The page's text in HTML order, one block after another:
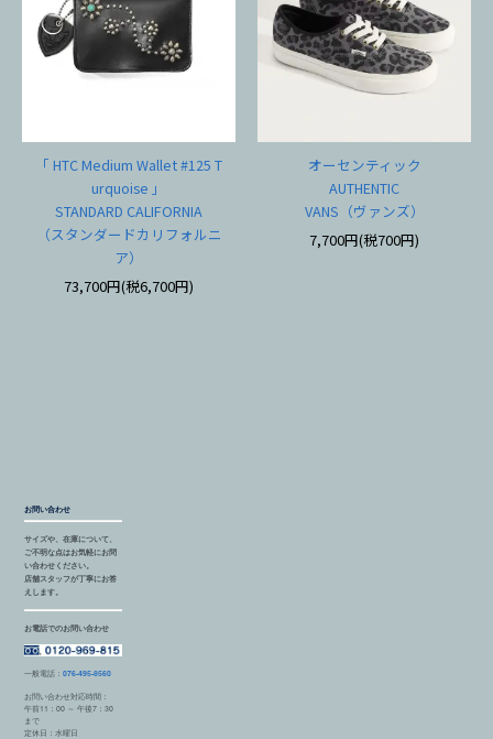
「 HTC Medium Wallet #125 T
urquoise 」
STANDARD CALIFORNIA
（スタンダードカリフォルニ
ア）
73,700円(税6,700円)
オーセンティック
AUTHENTIC
VANS（ヴァンズ）
7,700円(税700円)
お問い合わせ
サイズや、在庫について、
ご不明な点はお気軽にお問
い合わせください。
店舗スタッフが丁寧にお答
えします。
お電話でのお問い合わせ
一般電話：076-495-8560
お問い合わせ対応時間：
午前11：00 ～ 午後7：30
まで
定休日：水曜日